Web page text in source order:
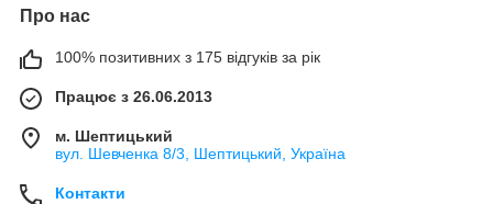
Про нас
100% позитивних з 175 відгуків за рік
Працює з 26.06.2013
м. Шептицький
вул. Шевченка 8/3, Шептицький, Україна
Контакти